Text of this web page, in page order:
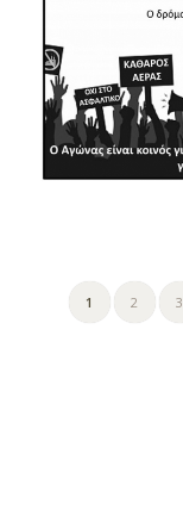
1 2 3